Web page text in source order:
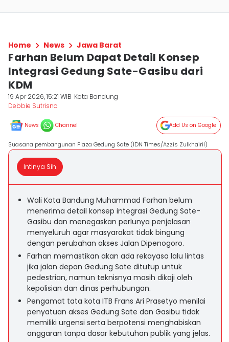
Home News Jawa Barat
Farhan Belum Dapat Detail Konsep
Integrasi Gedung Sate-Gasibu dari
KDM
19 Apr 2026, 15:21 WIB Kota Bandung
Debbie Sutrisno
News Channel Add Us on Google
Suasana pembangunan Plaza Gedung Sate (IDN Times/Azzis Zulkhairil)
Intinya Sih
Wali Kota Bandung Muhammad Farhan belum
menerima detail konsep integrasi Gedung Sate-
Gasibu dan menegaskan perlunya penjelasan
menyeluruh agar masyarakat tidak bingung
dengan perubahan akses Jalan Dipenogoro.
Farhan memastikan akan ada rekayasa lalu lintas
jika jalan depan Gedung Sate ditutup untuk
pedestrian, namun teknisnya masih dikaji oleh
kepolisian dan dinas perhubungan.
Pengamat tata kota ITB Frans Ari Prasetyo menilai
penyatuan akses Gedung Sate dan Gasibu tidak
memiliki urgensi serta berpotensi menghabiskan
anggaran tanpa dasar kebutuhan publik yang jelas.